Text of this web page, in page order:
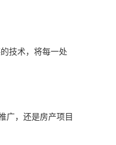
技术，将每一处
广，还是房产项目